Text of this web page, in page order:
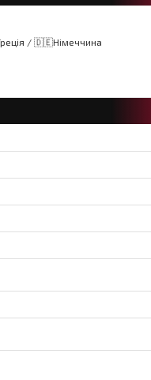
/ 🇩🇪Німеччина